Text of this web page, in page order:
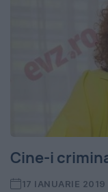
Cine-i
17 IANUARIE 2019